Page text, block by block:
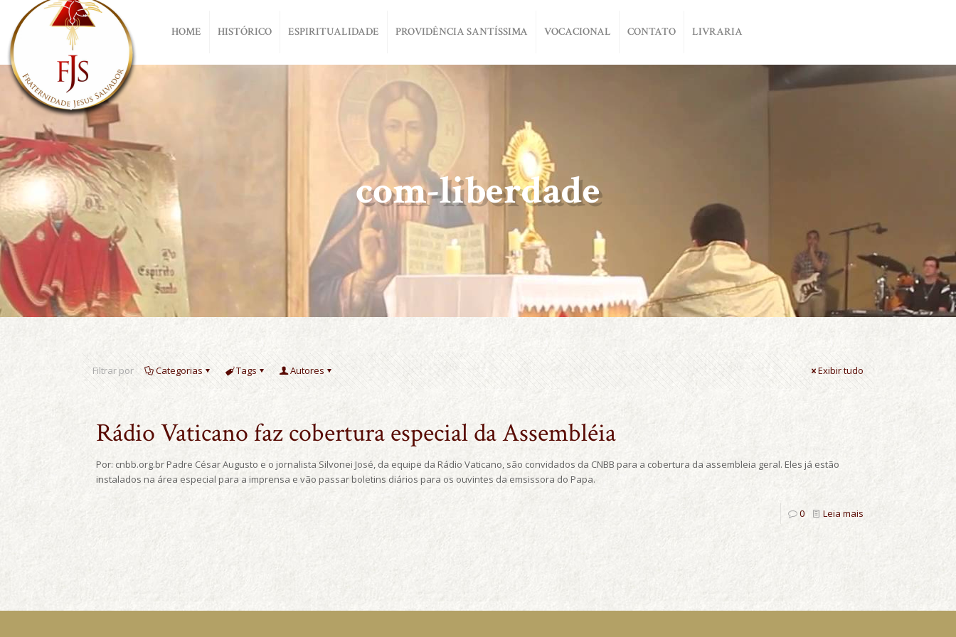
HOME HISTÓRICO ESPIRITUALIDADE PROVIDÊNCIA SANTÍSSIMA VOCACIONAL CONTATO LIVRARIA
com-liberdade
Filtrar por Categorias Tags Autores Exibir tudo
Rádio Vaticano faz cobertura especial da Assembléia
Por: cnbb.org.br Padre César Augusto e o jornalista Silvonei José, da equipe da Rádio Vaticano, são convidados da CNBB para a cobertura da assembleia geral. Eles já estão
instalados na área especial para a imprensa e vão passar boletins diários para os ouvintes da emsissora do Papa.
0 Leia mais